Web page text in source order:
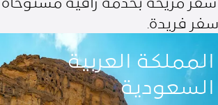
فريدة.
العربية السعودية
المملكة العربية
السعودية